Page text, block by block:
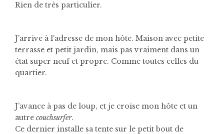
Rien de très particulier.
J’arrive à l’adresse de mon hôte. Maison avec petite
terrasse et petit jardin, mais pas vraiment dans un
état super neuf et propre. Comme toutes celles du
quartier.
J’avance à pas de loup, et je croise mon hôte et un
autre couchsurfer.
Ce dernier installe sa tente sur le petit bout de